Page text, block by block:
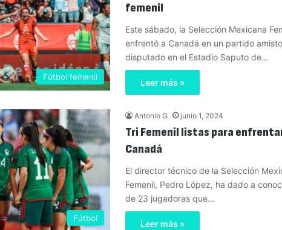
Fútbol femenil
femenil
Este sábado, la Selección Mexicana
enfrentó a Canadá en un partido
disputado en el Estadio Saputo de…
Leer más »
Fútbol
Antonio G junio 1, 2024
Tri Femenil listas para
Canadá
El director técnico de la Selección
Femenil, Pedro López, ha dado a
de 23 jugadoras que…
Leer más »